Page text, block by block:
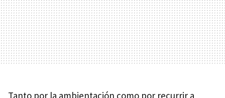
Tanto por la ambientación como por recurrir a